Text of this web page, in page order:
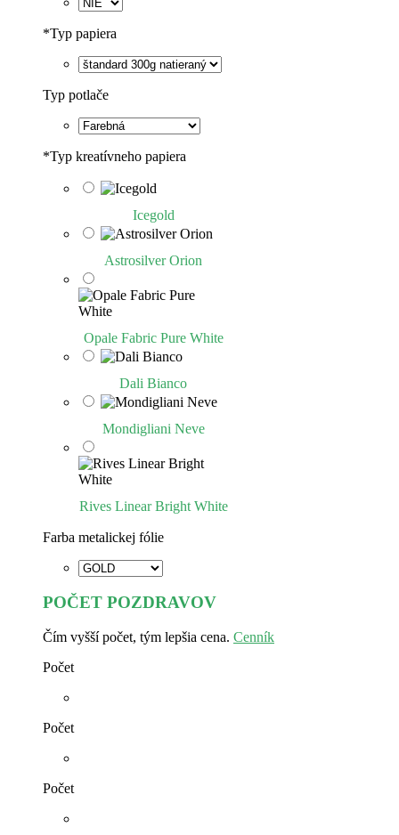
*Typ papiera
Typ potlače
*Typ kreatívneho papiera
Icegold
Astrosilver Orion
Opale Fabric Pure White
Dali Bianco
Mondigliani Neve
Rives Linear Bright White
Farba metalickej fólie
POČET POZDRAVOV
Čím vyšší počet, tým lepšia cena. Cenník
Počet
Počet
Počet